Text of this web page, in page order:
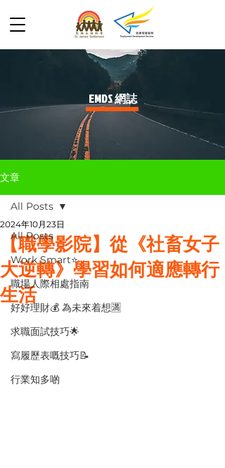
​EMDS 網誌
文章
All Posts
Work Smart⭐️
職場人際相處指南
好好理財💰 為未來着想🈵
求職面試技巧🌟
寫履歷表嘅技巧📝
行業知多啲
All Posts
【職學影院】從《社畜女子
大逆轉》學習如何適應轉行
生活
2024年10月23日